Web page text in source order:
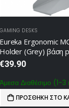
GAMING DESKS
Eureka Ergonomic
Holder (Grey) βάση
€39.90
Άμεσα Διαθέσιμο (1-3
ΠΡΟΣΘΉΚΗ ΣΤΟ